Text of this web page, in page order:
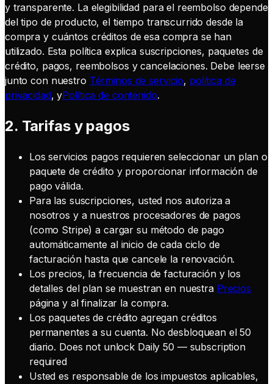
y transparente. La elegibilidad para el reembolso depende
del tipo de producto, el tiempo transcurrido desde la
compra y cuántos créditos de esa compra se han
utilizado. Esta política explica suscripciones, paquetes de
crédito, pagos, reembolsos y cancelaciones. Debe leerse
junto con nuestro Términos de servicio, política de
privacidad, yPolítica de contenido.
2. Tarifas y pagos
Los servicios pagos requieren seleccionar un plan o
paquete de crédito y proporcionar información de
pago válida.
Para las suscripciones, usted nos autoriza a
nosotros y a nuestros procesadores de pagos
(como Stripe) a cargar su método de pago
automáticamente al inicio de cada ciclo de
facturación hasta que cancele la renovación.
Los precios, la frecuencia de facturación y los
detalles del plan se muestran en nuestra Precios
página y al finalizar la compra.
Los paquetes de crédito agregan créditos
permanentes a su cuenta. No desbloquean el 50
diario. Does not unlock Daily 50 — subscription
required
Usted es responsable de los impuestos aplicables,